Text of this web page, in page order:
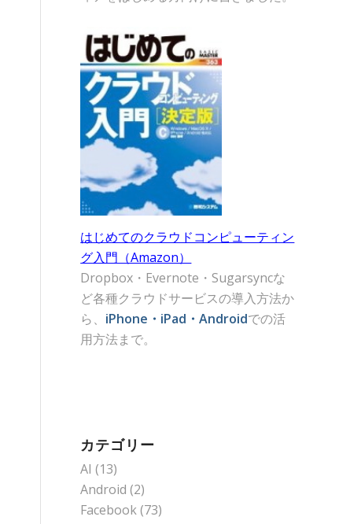
はじめてのクラウドコンピューティン
グ入門（Amazon）
Dropbox・Evernote・Sugarsyncな
ど各種クラウドサービスの導入方法か
ら、 iPhone・iPad・Androidでの活
用方法まで。
カテゴリー
AI (13)
Android (2)
Facebook(73)